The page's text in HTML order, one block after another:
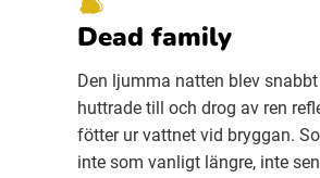
Dead family
Den ljumma natten blev
huttrade till och drog av ren
fötter ur vattnet vid bryggan.
inte som vanligt längre, inte